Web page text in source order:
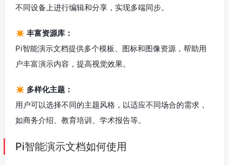
不同设备上进行编辑和分享，实现多端同步。
✴️ 丰富资源库：
Pi智能演示文档提供多个模板、图标和图像资源，帮助用
户丰富演示内容，提高视觉效果。
✴️ 多样化主题：
用户可以选择不同的主题风格，以适应不同场合的需求，
如商务介绍、教育培训、学术报告等。
Pi智能演示文档如何使用